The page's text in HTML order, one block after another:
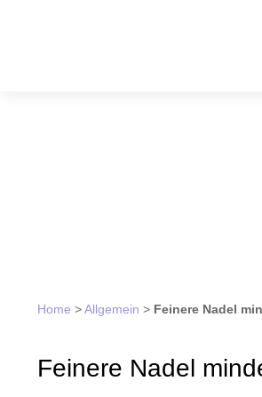
Home >Allgemein > Feinere Nadel
Feinere Nadel